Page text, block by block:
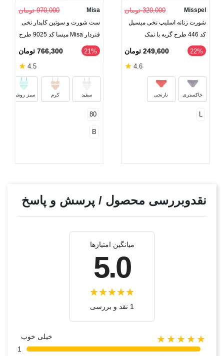
Misspel 320,000 تومان
شورت زنانه اسلیپ نخی میسپل
کد 446 طرح گربه با نمک
‎22% 249,600 تومان
4.6
★
خاکستری نارنجی
L
Misa 970,000 تومان
ست شورت و سوتین کاپدار نخی
فنردار Misa میسا کد 9025 طرح
Victoria's Secret
‎21% 766,300 تومان
4.5
★
سفید کرم سبز روشن
80
B
نقدوبررسی محصول / پرسش و پاسخ
میانگین امتیازها
5.0
1 نقد و بررسی
★★★★★
خیلی خوب
1